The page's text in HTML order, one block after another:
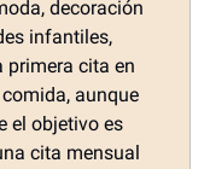
decoración
infantiles,
primera cita en
aunque
el objetivo es
cita mensual